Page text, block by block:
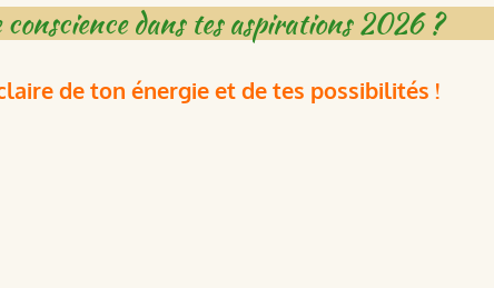
conscience dans tes aspirations 2026 ?
de ton énergie et de tes possibilités !